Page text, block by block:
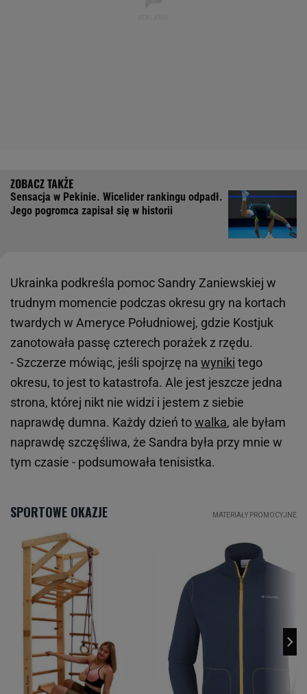
Sensacja w Pekinie. Wicelider rankingu odpadł.
Jego pogromca zapisał się w historii
Ukrainka podkreśla pomoc Sandry Zaniewskiej w
trudnym momencie podczas okresu gry na kortach
twardych w Ameryce Południowej, gdzie Kostjuk
zanotowała passę czterech porażek z rzędu.
- Szczerze mówiąc, jeśli spojrzę na wyniki tego
okresu, to jest to katastrofa. Ale jest jeszcze jedna
strona, której nikt nie widzi i jestem z siebie
naprawdę dumna. Każdy dzień towalka, ale byłam
naprawdę szczęśliwa, że Sandra była przy mnie w
tym czasie - podsumowała tenisistka.